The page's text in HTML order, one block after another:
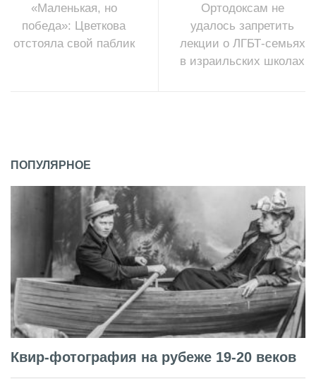
«Маленькая, но
победа»: Цветкова
отстояла свой паблик
Ортодоксам не
удалось запретить
лекции о ЛГБТ-семьях
в израильских школах
ПОПУЛЯРНОЕ
Квир-фотография на рубеже 19-20 веков